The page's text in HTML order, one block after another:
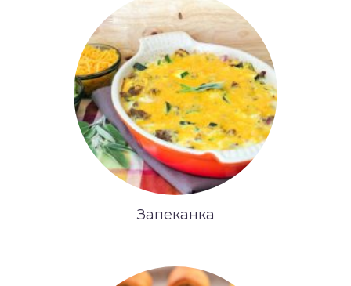
Запеканка